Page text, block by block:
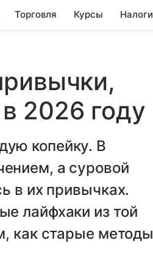
Торговля Курсы Налоги
2026 году
копейку. В
а суровой
в их привычках.
лайфхаки из той
как старые методы